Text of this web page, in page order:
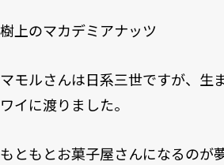
樹上のマカデミアナッツ
マモルさんは日系三世ですが、生
ワイに渡りました。
もともとお菓子屋さんになるのが